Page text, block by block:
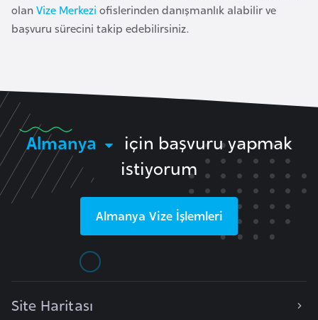
olanVize Merkezi ofislerinden danışmanlık alabilir ve
başvuru sürecini takip edebilirsiniz.
Almanya
için başvuru yapmak
istiyorum
Almanya Vize İşlemleri
Site Haritası
B
a
d
e
ş
u